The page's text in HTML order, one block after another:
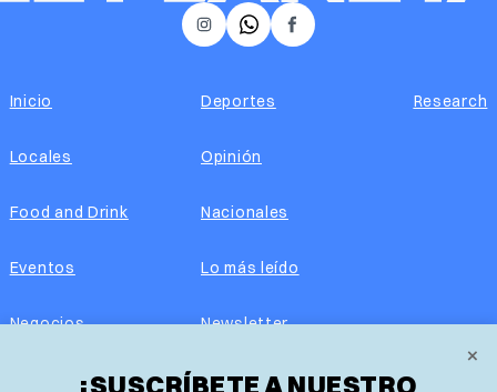
×
¡SUSCRÍBETE A NUESTRO
𝕏 Facebook
Instagram
Inicio
Locales
Food and Drink
Eventos
Negocios
Real Estate
Deportes
Opinión
Nacionales
Lo más leído
Newsletter
Edición impresa
Research